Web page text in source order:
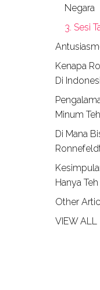
Negara
3. Sesi
Kenapa
Di
Minum Teh
Di Mana
Hanya Teh
Other
VIEW ALL